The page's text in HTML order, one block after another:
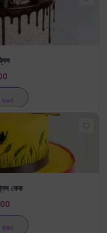
করুন
কেক
করুন